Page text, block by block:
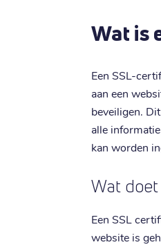
Wat is
Een SSL-
aan een
beveiligen.
alle
kan worden
Wat doet
Een SSL
website is